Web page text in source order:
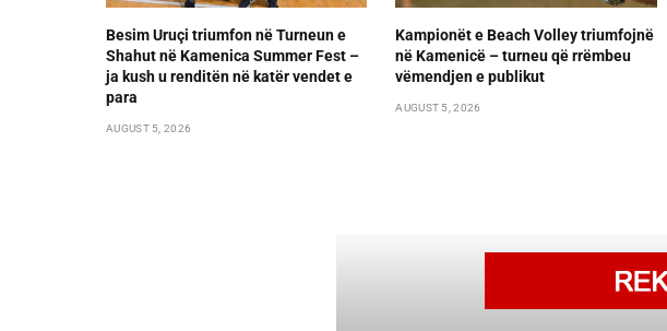
Besim Uruçi triumfon në Turneun e
Shahut në Kamenica Summer Fest –
ja kush u renditën në katër vendet e
para
AUGUST 5, 2026
Kampionët e Beach Volley triumfojnë
në Kamenicë – turneu që rrëmbeu
vëmendjen e publikut
AUGUST 5, 2026